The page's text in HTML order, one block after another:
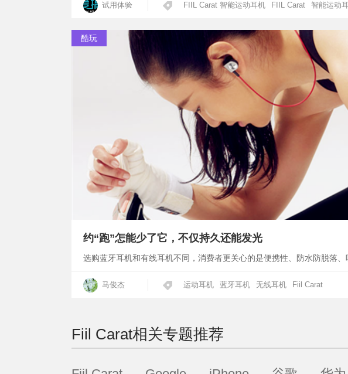
试用体验 FIIL Carat 智能运动耳机 FIIL Carat 智能运动
酷玩
约“跑”怎能少了它，不仅持久还能发光
选购蓝牙耳机和有线耳机不同，消费者更关心的是便携性、防水防脱落、
马俊杰 运动耳机 蓝牙耳机 无线耳机 Fiil Carat
Fiil Carat相关专题推荐